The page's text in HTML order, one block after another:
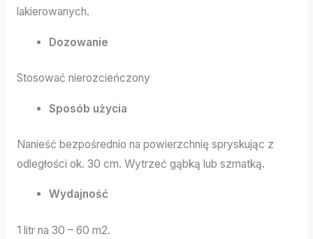
lakierowanych.
Dozowanie
Stosować nierozcieńczony
Sposób użycia
Nanieść bezpośrednio na powierzchnię spryskując z
odległości ok. 30 cm. Wytrzeć gąbką lub szmatką.
Wydajność
1 litr na 30 – 60 m2.